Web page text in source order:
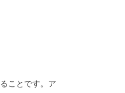
ことです。ア